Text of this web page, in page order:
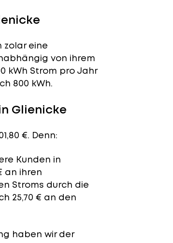
zolar eine
von ihrem
kWh Strom pro Jahr
800 kWh.
Glienicke
€. Denn:
Kunden in
an ihren
Stroms durch die
25,70 € an den
haben wir der